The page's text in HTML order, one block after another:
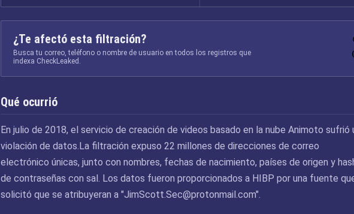
¿Te afectó esta filtración?
Busca tu correo, teléfono o nombre de usuario en todos los registros que
indexa CheckLeaked.
Qué ocurrió
En julio de 2018, el servicio de creación de videos basado en la nube Animoto sufrió
violación de datos.La filtración expuso 22 millones de direcciones de correo
electrónico únicas, junto con nombres, fechas de nacimiento, países de origen y
de contraseñas con sal. Los datos fueron proporcionados a HIBP por una fuente
solicitó que se atribuyeran a "JimScott.Sec@protonmail.com".